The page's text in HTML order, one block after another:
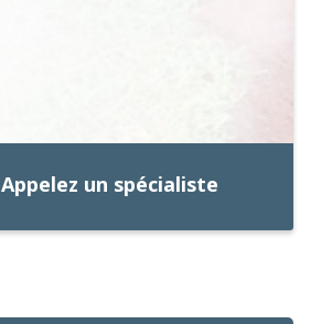
Appelez un spécialiste